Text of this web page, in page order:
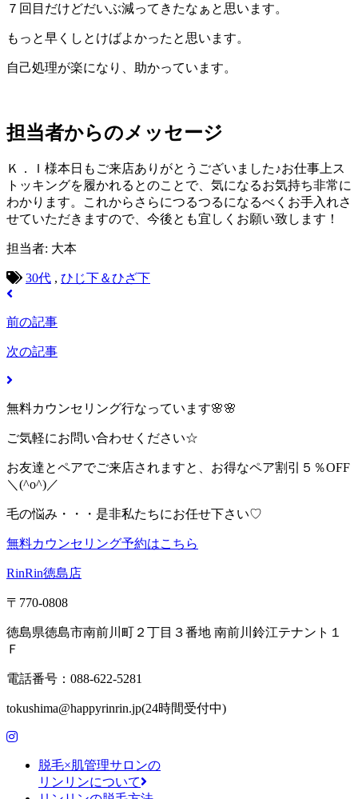
７回目だけどだいぶ減ってきたなぁと思います。
もっと早くしとけばよかったと思います。
自己処理が楽になり、助かっています。
担当者からのメッセージ
Ｋ．Ｉ様本日もご来店ありがとうございました♪お仕事上ス
トッキングを履かれるとのことで、気になるお気持ち非常に
わかります。これからさらにつるつるになるべくお手入れさ
せていただきますので、今後とも宜しくお願い致します！
担当者: 大本
30代 , ひじ下＆ひざ下
前の記事
次の記事
無料カウンセリング行なっています🌸🌸
ご気軽にお問い合わせください☆
お友達とペアでご来店されますと、お得なペア割引５％OFF
＼(^o^)／
毛の悩み・・・是非私たちにお任せ下さい♡
無料カウンセリング予約はこちら
RinRin徳島店
〒770-0808
徳島県徳島市南前川町２丁目３番地 南前川鈴江テナント１
Ｆ
電話番号：088-622-5281
tokushima@happyrinrin.jp(24時間受付中)
脱毛×肌管理サロンの
リンリンについて